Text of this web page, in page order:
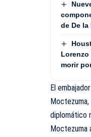
de De
Lorenzo
morir
El
diplomático
Moctezuma